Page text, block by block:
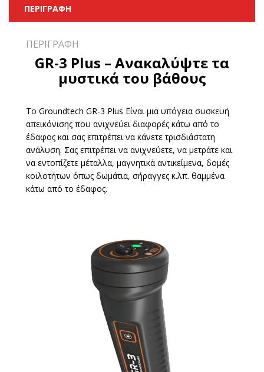
ΠΕΡΙΓΡΑΦΉ
ΠΕΡΙΓΡΑΦΉ
GR-3 Plus – Ανακαλύψτε τα
μυστικά του βάθους
Το Groundtech GR-3 Plus Είναι μια υπόγεια συσκευή
απεικόνισης που ανιχνεύει διαφορές κάτω από το
έδαφος και σας επιτρέπει να κάνετε τρισδιάστατη
ανάλυση. Σας επιτρέπει να ανιχνεύετε, να μετράτε και
να εντοπίζετε μέταλλα, μαγνητικά αντικείμενα, δομές
κοιλοτήτων όπως δωμάτια, σήραγγες κ.λπ. θαμμένα
κάτω από το έδαφος.